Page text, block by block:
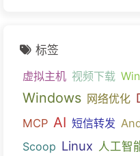
标签
虚拟主机 视频下载
Windows 网络优化
MCP AI 短信转发
Scoop Linux 人工智